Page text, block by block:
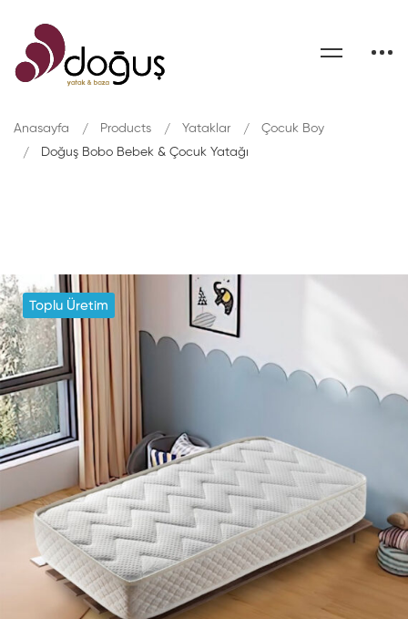
Anasayfa Products Yataklar
Çocuk Boy
Doğuş Bobo Bebek & Çocuk Yatağı
Toplu Üretim